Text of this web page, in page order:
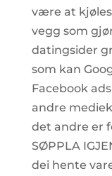
være at
vegg som
datingsider
som kan
Facebook
andre
det andre er
SØPPLA
dei hente